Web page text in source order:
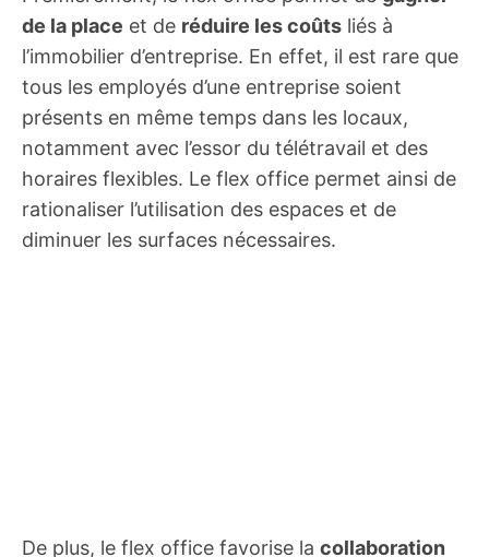
de la place et de réduire les coûts liés à
l’immobilier d’entreprise. En effet, il est rare que
tous les employés d’une entreprise soient
présents en même temps dans les locaux,
notamment avec l’essor du télétravail et des
horaires flexibles. Le flex office permet ainsi de
rationaliser l’utilisation des espaces et de
diminuer les surfaces nécessaires.
De plus, le flex office favorise la collaboration